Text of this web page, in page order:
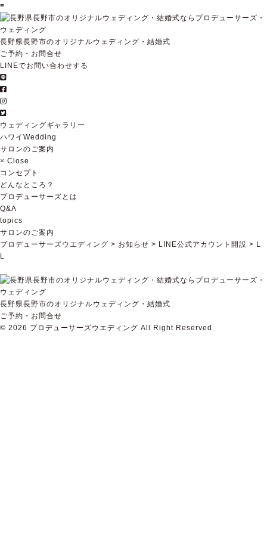
≡
長野県長野市のオリジナルウェディング・結婚式
ご予約・お問合せ
LINEでお問い合わせする
ウェディングギャラリー
ハワイWedding
サロンのご案内
× Close
コンセプト
どんなところ？
プロデューサーズとは
Q&A
topics
サロンのご案内
プロデューサーズウエディング > お知らせ > LINE公式アカウント開設 > L
L
長野県長野市のオリジナルウェディング・結婚式
ご予約・お問合せ
© 2026 プロデューサーズウエディング All Right Reserved.